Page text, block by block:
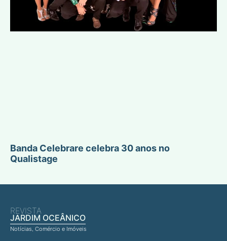
Banda Celebrare celebra 30 anos no
Qualistage
REVISTA
JARDIM OCEÂNICO
Notícias, Comércio e Imóveis